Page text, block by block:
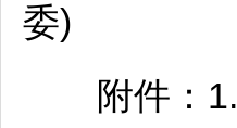
委)
附件：1.